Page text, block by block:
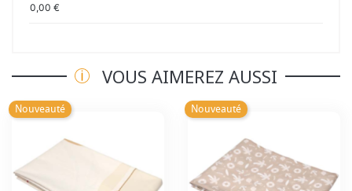
0,00 €
VOUS AIMEREZ AUSSI
Nouveauté Nouveauté